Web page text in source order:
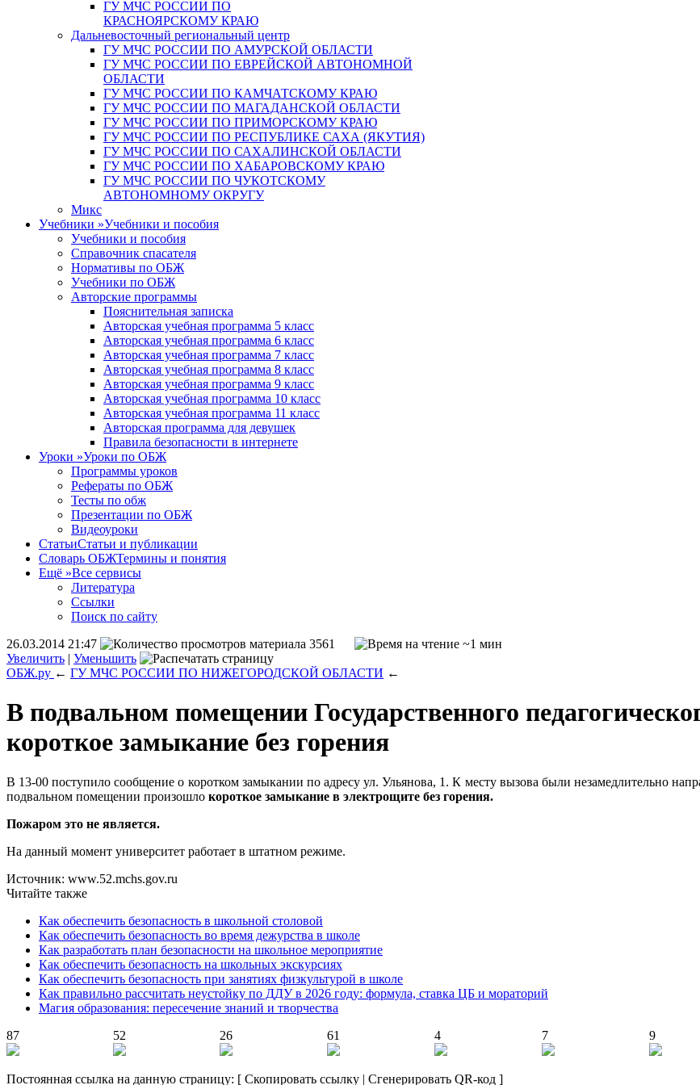
ГУ МЧС РОССИИ ПО
КРАСНОЯРСКОМУ КРАЮ
Дальневосточный региональный центр
ГУ МЧС РОССИИ ПО АМУРСКОЙ ОБЛАСТИ
ГУ МЧС РОССИИ ПО ЕВРЕЙСКОЙ АВТОНОМНОЙ
ОБЛАСТИ
ГУ МЧС РОССИИ ПО КАМЧАТСКОМУ КРАЮ
ГУ МЧС РОССИИ ПО МАГАДАНСКОЙ ОБЛАСТИ
ГУ МЧС РОССИИ ПО ПРИМОРСКОМУ КРАЮ
ГУ МЧС РОССИИ ПО РЕСПУБЛИКЕ САХА (ЯКУТИЯ)
ГУ МЧС РОССИИ ПО САХАЛИНСКОЙ ОБЛАСТИ
ГУ МЧС РОССИИ ПО ХАБАРОВСКОМУ КРАЮ
ГУ МЧС РОССИИ ПО ЧУКОТСКОМУ
АВТОНОМНОМУ ОКРУГУ
Микс
Учебники »Учебники и пособия
Учебники и пособия
Справочник спасателя
Нормативы по ОБЖ
Учебники по ОБЖ
Авторские программы
Пояснительная записка
Авторская учебная программа 5 класс
Авторская учебная программа 6 класс
Авторская учебная программа 7 класс
Авторская учебная программа 8 класс
Авторская учебная программа 9 класс
Авторская учебная программа 10 класс
Авторская учебная программа 11 класс
Авторская программа для девушек
Правила безопасности в интернете
Уроки »Уроки по ОБЖ
Программы уроков
Рефераты по ОБЖ
Тесты по обж
Презентации по ОБЖ
Видеоуроки
СтатьиСтатьи и публикации
Словарь ОБЖТермины и понятия
Ещё »Все сервисы
Литература
Ссылки
Поиск по сайту
26.03.2014 21:47
3561
~1 мин
Увеличить | Уменьшить
ОБЖ.ру ← ГУ МЧС РОССИИ ПО НИЖЕГОРОДСКОЙ ОБЛАСТИ ←
В подвальном помещении Государственного
короткое замыкание без горения
В 13-00 поступило сообщение о коротком замыкании по адресу ул. Ульянова, 1. К месту вызова были незамедлительно
подвальном помещении произошло короткое замыкание в электрощите без горения.
Пожаром это не является.
На данный момент университет работает в штатном режиме.
Источник: www.52.mchs.gov.ru
Читайте также
Как обеспечить безопасность в школьной столовой
Как обеспечить безопасность во время дежурства в школе
Как разработать план безопасности на школьное мероприятие
Как обеспечить безопасность на школьных экскурсиях
Как обеспечить безопасность при занятиях физкультурой в школе
Как правильно рассчитать неустойку по ДДУ в 2026 году: формула, ставка ЦБ и мораторий
Магия образования: пересечение знаний и творчества
87
52 26 61 4 7 9
Постоянная ссылка на данную страницу: [ Скопировать ссылку | Сгенерировать QR-код ]